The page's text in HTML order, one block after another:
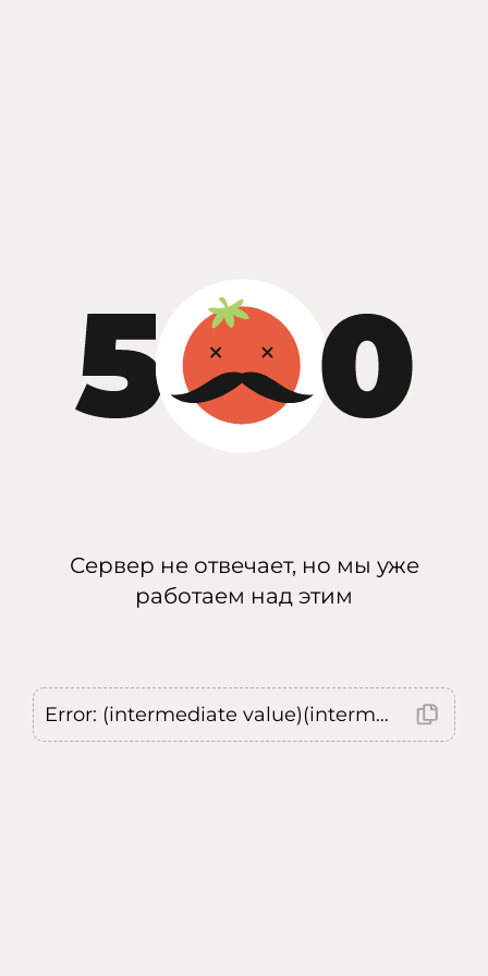
Сервер не отвечает, но мы уже
работаем над этим
Error: (intermediate value)(intermediate value)(intermediate value).replaceAll is not a function